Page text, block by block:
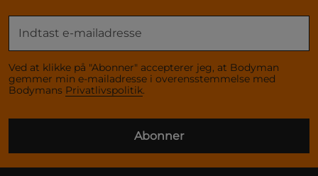
Ved at klikke på "Abonner" accepterer jeg, at Bodyman
gemmer min e-mailadresse i overensstemmelse med
Bodymans Privatlivspolitik.
Abonner